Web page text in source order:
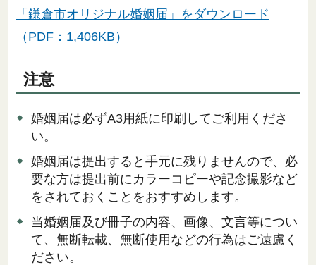
「鎌倉市オリジナル婚姻届」をダウンロード
（PDF：1,406KB）
注意
婚姻届は必ずA3用紙に印刷してご利用くださ
い。
婚姻届は提出すると手元に残りませんので、必
要な方は提出前にカラーコピーや記念撮影など
をされておくことをおすすめします。
当婚姻届及び冊子の内容、画像、文言等につい
て、無断転載、無断使用などの行為はご遠慮く
ださい。